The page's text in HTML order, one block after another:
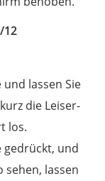
12
lassen Sie
die Leiser-
los.
gedrückt, und
sehen, lassen